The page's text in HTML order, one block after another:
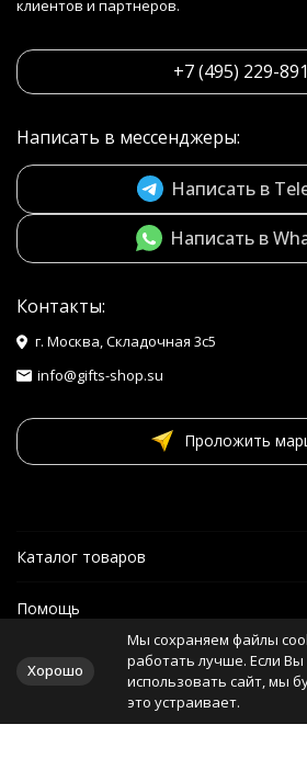
клиентов и партнеров.
+7 (495) 229-
Написать в мессенджеры:
Написать в
Написать в
Контакты:
г. Москва, Складочная 3с5
info@gifts-shop.su
Проложить
Каталог товаров
Помощь
Наши друзья
Политика персональных данных
Хорошо
Мы сохраняем файлы
работать лучше. Если
использовать сайт, мы
это устраивает.